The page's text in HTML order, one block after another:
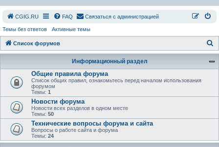
СGIG.RU FAQ Связаться с администрацией
Темы без ответов Активные темы
Список форумов
о
Информационный раздел
Общие правила форума
Список общих правил, ознакомьтесь перед началом использования
форумом
Темы: 1
Новости форума
Новости всех разделов в одном месте
Темы: 50
Технические вопросы форума и сайта
Вопросы о работе сайта и форума
Темы: 24